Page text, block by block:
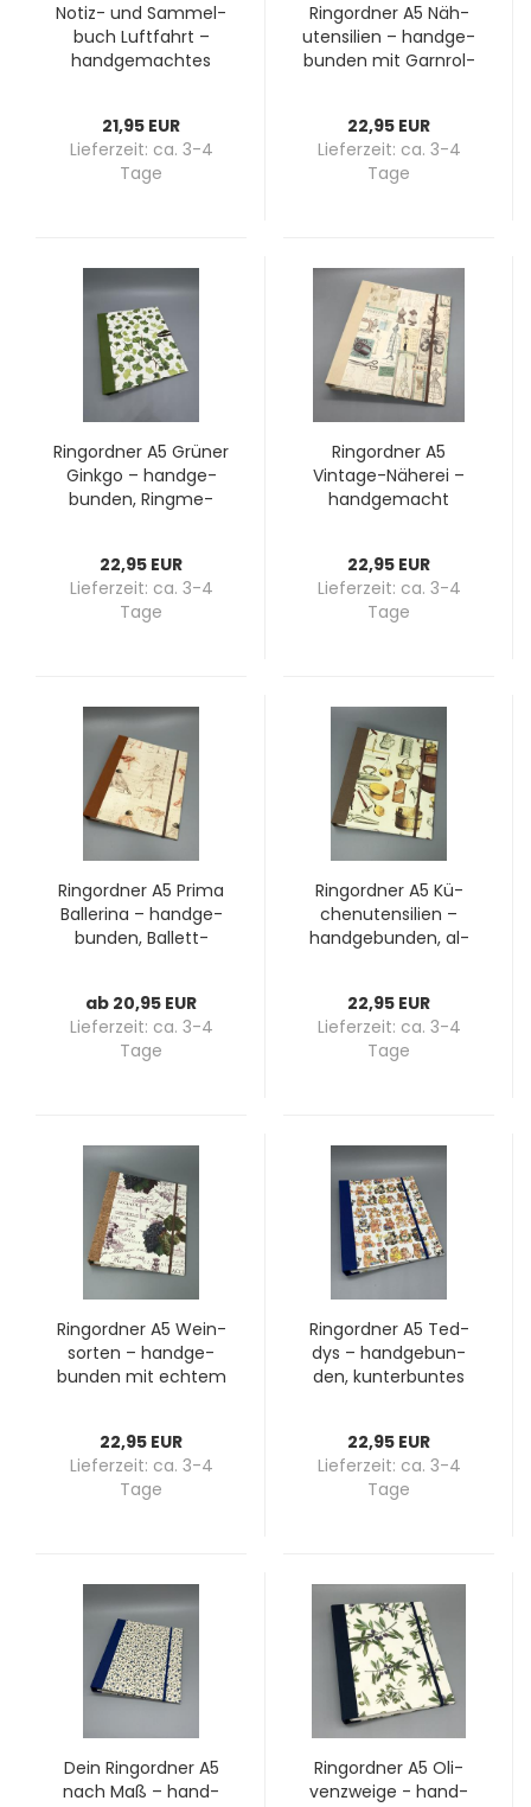
Notiz-​​ und Sam­mel­
buch Luft­fahrt –
hand­ge­mach­tes
21,95 EUR
Lieferzeit: ca. 3-4
Tage
Ring­ord­ner A5 Nä­h­
uten­si­li­en – hand­ge­
bun­den mit Garn­rol­
rü­cken
22,95 EUR
Lieferzeit: ca. 3-4
Tage
Ring­ord­ner A5 Grü­ner
Gink­go – hand­ge­
bun­den, Ring­me­
moos­grü­ner Lei­nen­
rü­cken
22,95 EUR
Lieferzeit: ca. 3-4
Tage
Ring­ord­ner A5
Vintage-​​Nä­he­rei –
hand­ge­macht
22,95 EUR
Lieferzeit: ca. 3-4
Tage
Ring­ord­ner A5 Prima
Bal­le­ri­na – hand­ge­
bun­den, Ballett-​​
ab 20,95 EUR
Lieferzeit: ca. 3-4
Tage
Ring­ord­ner A5 Kü­
chen­uten­si­li­en –
hand­ge­bun­den, al­
Stil
22,95 EUR
Lieferzeit: ca. 3-4
Tage
Ring­ord­ner A5 Wein­
sor­ten – hand­ge­
bun­den mit ech­tem
22,95 EUR
Lieferzeit: ca. 3-4
Tage
Ring­ord­ner A5 Ted­
dys – hand­ge­bun­
den, kun­ter­bun­tes
22,95 EUR
Lieferzeit: ca. 3-4
Tage
Dein Ring­ord­ner A5
nach Maß – hand­
Ring­ord­ner A5 Oli­
ven­zwei­ge - hand­